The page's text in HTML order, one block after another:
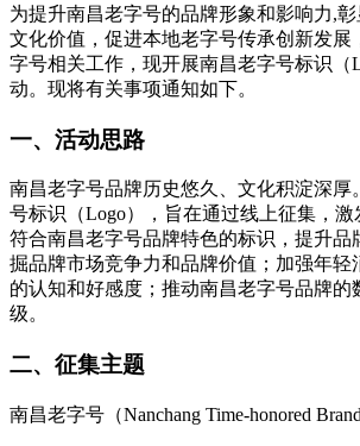
为提升南昌老字号的品牌形象和影响力,
文化价值，促进本地老字号传承创新发展
字号相关工作，现开展南昌老字号标识（
动。现将有关事项通知如下。
一、活动思路
南昌老字号品牌历史悠久、文化积淀深厚
号标识（Logo），旨在通过线上征集，
符合南昌老字号品牌特色的标识，提升品
掘品牌市场竞争力和品牌价值；加强年轻
的认知和好感度；推动南昌老字号品牌的
级。
二、征集主题
南昌老字号（Nanchang Time-honored